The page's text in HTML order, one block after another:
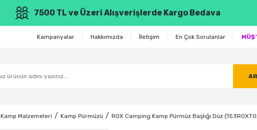
7500 TL ve Üzeri Alışverişlerde Kargo Bedava
Kampanyalar Hakkımızda İletişim En Çok Sorulanlar
Kamp Malzemeleri Kamp Pürmüzü ROX Camping Kamp Pürmüz Başlığı Düz